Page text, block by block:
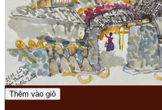
Thêm vào giỏ